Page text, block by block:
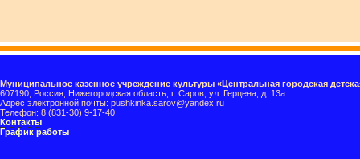
Муниципальное казенное учреждение культуры «Центральная городская
607190, Россия, Нижегородская область, г. Саров, ул. Герцена, д. 13а
Адрес электронной почты: pushkinka.sarov@yandex.ru
Телефон: 8 (831-30) 9-17-40
Контакты
График работы